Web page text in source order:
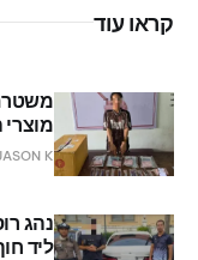
קראו עוד
JASON K.
ליד